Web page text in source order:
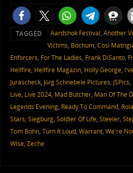
TAGGED Aardshok Festival, Another
Victims, Bochum, Cosi
Enforcers, For The Ladies, Frank DiSanto,
Hellfire, Hellfire Magazin, Holly George,
Jurascheck, Jörg Schnebele Pictures, JSPics,
Live, Live 2024, Mad Butcher, Man Of The
Legends Evening, Ready To Command,
Stars, Siegburg, Soldier Of Life, Steeler,
Tom Bohn, Turn It Loud, Warrant, We're
Wise, Zeche